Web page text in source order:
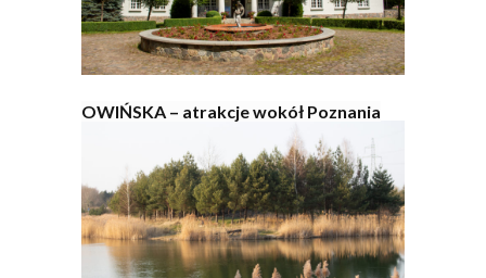
OWIŃSKA – atrakcje wokół Poznania